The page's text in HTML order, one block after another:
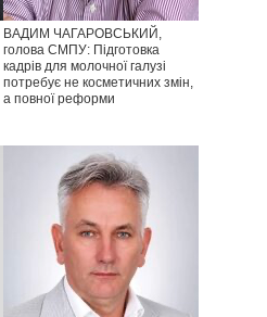
ВАДИМ ЧАГАРОВСЬКИЙ,
голова СМПУ: Підготовка
кадрів для молочної галузі
потребує не косметичних змін,
а повної реформи